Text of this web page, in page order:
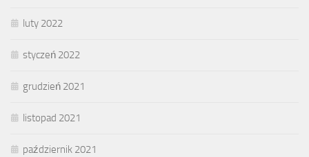
luty 2022
styczeń 2022
grudzień 2021
listopad 2021
październik 2021